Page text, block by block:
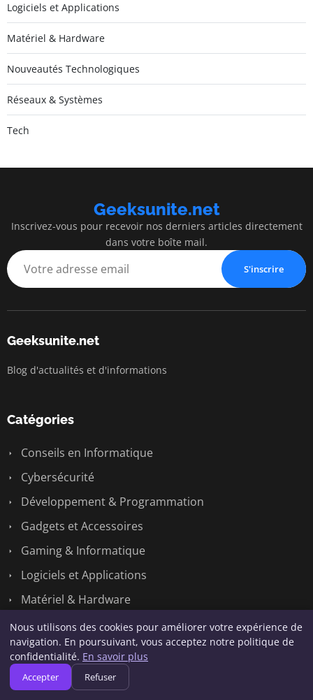
Logiciels et Applications
Matériel & Hardware
Nouveautés Technologiques
Réseaux & Systèmes
Tech
Geeksunite.net
Inscrivez-vous pour recevoir nos derniers articles directement
dans votre boîte mail.
S'inscrire
Geeksunite.net
Blog d'actualités et d'informations
Catégories
Conseils en Informatique
Cybersécurité
Développement & Programmation
Gadgets et Accessoires
Gaming & Informatique
Logiciels et Applications
Matériel & Hardware
Nouveautés Technologiques
Réseaux & Systèmes
Tech
Nous utilisons des cookies pour améliorer votre expérience de
navigation. En poursuivant, vous acceptez notre politique de
confidentialité. En savoir plus
Accepter Refuser